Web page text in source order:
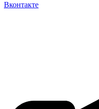
Вконтакте